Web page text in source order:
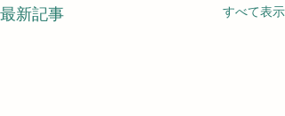
最新記事 すべて表示